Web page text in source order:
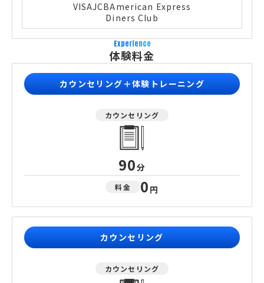
VISAJCBAmerican Express
Diners Club
Experience
体験料金
カウンセリング＋体験トレーニング
カウンセリング
90分
料金 0 円
カウンセリング
カウンセリング